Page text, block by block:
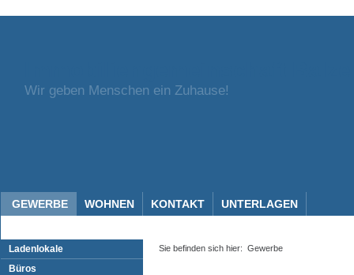
Wir geben Menschen ein Zuhause!
GEWERBE WOHNEN KONTAKT UNTERLAGEN
Ladenlokale
Büros
Sie befinden sich hier: Gewerbe